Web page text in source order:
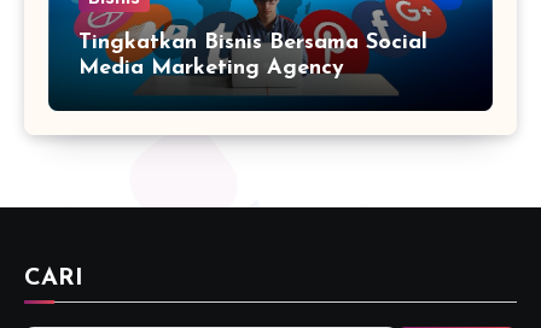
Tingkatkan Bisnis Bersama Social
Media Marketing Agency
CARI